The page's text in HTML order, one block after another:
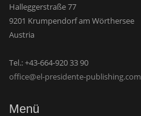
Halleggerstraße 77
9201 Krumpendorf am Wörthersee
Austria
Tel.: +43-664-920 33 90
office@el-presidente-publishing.com
Menü